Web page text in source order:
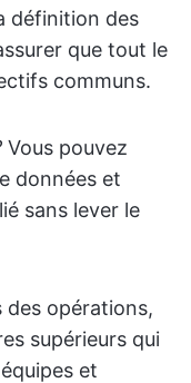
définition des
que tout le
communs.
Vous pouvez
données et
sans lever le
des opérations,
supérieurs qui
et